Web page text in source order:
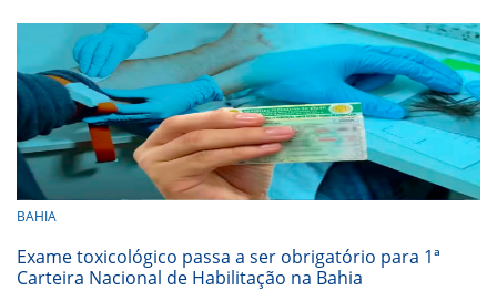
BAHIA
Exame toxicológico passa a ser obrigatório para 1ª
Carteira Nacional de Habilitação na Bahia